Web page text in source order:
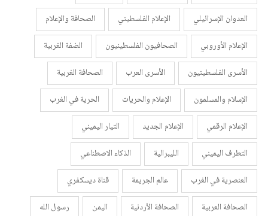
العدوان الإسرائيلي
الإعلام الفلسطيني
الصحافة والإعلام
الإعلام الأوروبي
الصحافيون الفلسطينيون
الضفة الغربية
الأسرى الفلسطينيون
الأسرى العرب
الصحافة الغربية
الإسلام والمسلمون
الإعلام والحريات
الحرية في الغرب
الإعلام الرقمي
الإعلام الجديد
التيار اليميني
التطرف اليميني
الليبرالية
الذكاء الاصطناعي
العنصرية في الغرب
عالم الجريمة
قناة ديسكفري
الصحافة العربية
الصحافة الأردنية اليمن
رسول الله